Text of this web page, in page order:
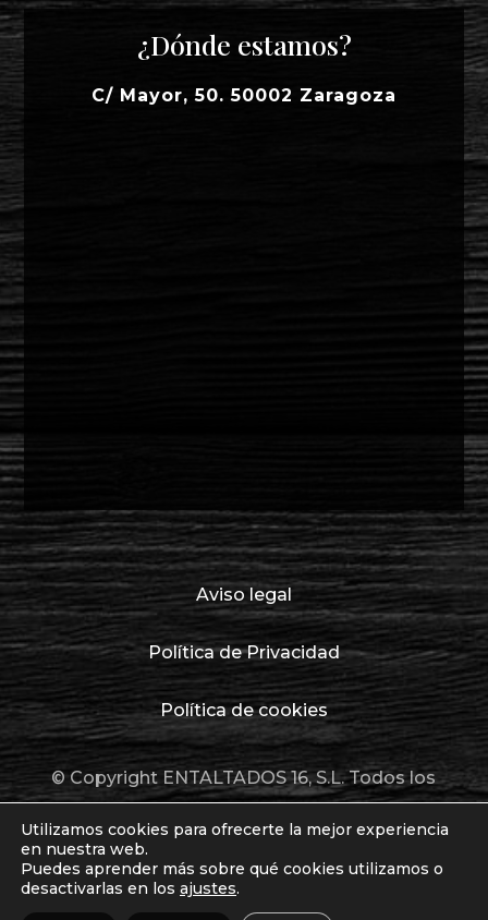
¿Dónde estamos?
C/ Mayor, 50. 50002 Zaragoza
Aviso legal
Política de Privacidad
Política de cookies
© Copyright ENTALTADOS 16, S.L. Todos los
Utilizamos cookies para ofrecerte la mejor experiencia
en nuestra web.
Puedes aprender más sobre qué cookies utilizamos o
desactivarlas en los ajustes.